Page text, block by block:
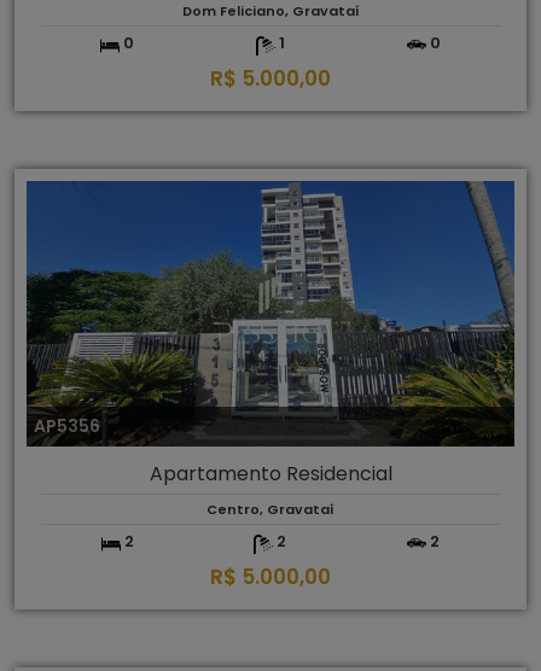
Dom Feliciano, Gravataí
0 1 0
R$ 5.000,00
AP5356
Apartamento Residencial
Centro, Gravataí
2 2 2
R$ 5.000,00